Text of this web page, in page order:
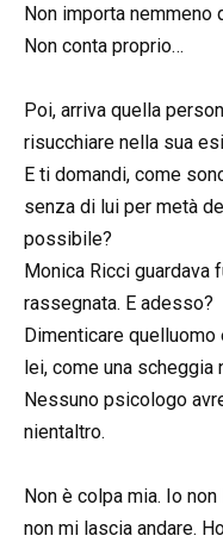
Non importa
Non conta proprio…
Poi, arriva quella
risucchiare nella sua
E ti domandi, come
senza di lui per metà
possibile?
Monica Ricci guardava
rassegnata. E adesso?
Dimenticare quelluomo
lei, come una scheggia
Nessuno psicologo
nientaltro.
Non è colpa mia. Io
non mi lascia andare.